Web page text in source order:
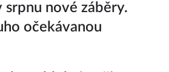
srpnu nové záběry.
očekávanou